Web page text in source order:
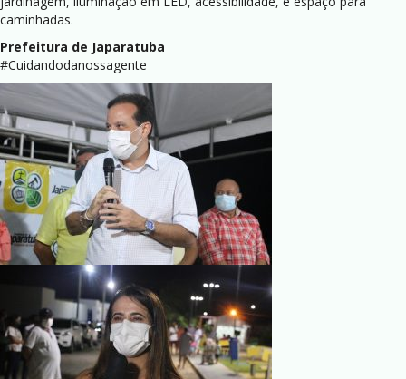
caminhadas.
Prefeitura de Japaratuba
#Cuidandodanossagente